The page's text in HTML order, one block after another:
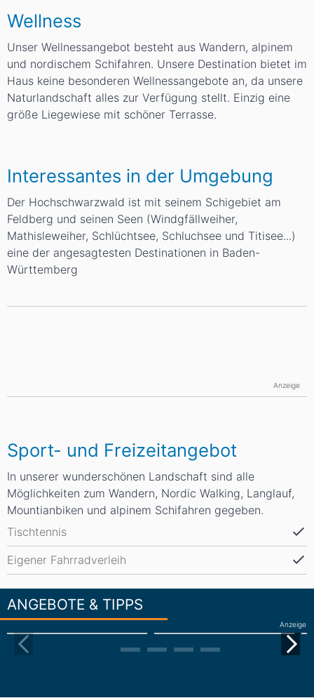
Wellness
Unser Wellnessangebot besteht aus Wandern, alpinem
und nordischem Schifahren. Unsere Destination bietet im
Haus keine besonderen Wellnessangebote an, da unsere
Naturlandschaft alles zur Verfügung stellt. Einzig eine
größe Liegewiese mit schöner Terrasse.
Interessantes in der Umgebung
Der Hochschwarzwald ist mit seinem Schigebiet am
Feldberg und seinen Seen (Windgfällweiher,
Mathisleweiher, Schlüchtsee, Schluchsee und Titisee...)
eine der angesagtesten Destinationen in Baden-
Württemberg
Anzeige
Sport- und Freizeitangebot
In unserer wunderschönen Landschaft sind alle
Möglichkeiten zum Wandern, Nordic Walking, Langlauf,
Mountianbiken und alpinem Schifahren gegeben.
Tischtennis
Eigener Fahrradverleih
ANGEBOTE & TIPPS
Anzeige